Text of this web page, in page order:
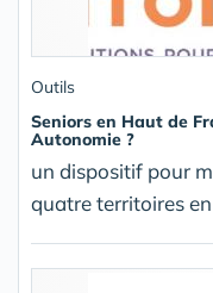
Outils
Seniors en Haut de
Autonomie ?
un dispositif pour
quatre territoires